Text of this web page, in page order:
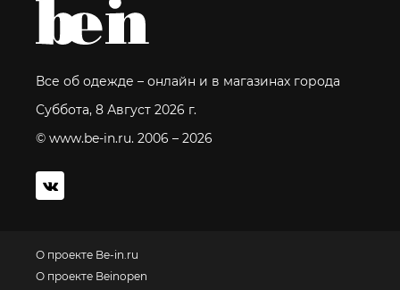
Все об одежде – онлайн и в магазинах города
Суббота, 8 Август 2026 г.
© www.be-in.ru. 2006 – 2026
О проекте Be-in.ru
О проекте Beinopen